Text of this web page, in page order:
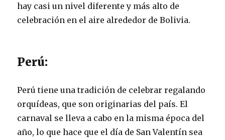
hay casi un nivel diferente y más alto de
celebración en el aire alrededor de Bolivia.
Perú:
Perú tiene una tradición de celebrar regalando
orquídeas, que son originarias del país. El
carnaval se lleva a cabo en la misma época del
año, lo que hace que el día de San Valentín sea